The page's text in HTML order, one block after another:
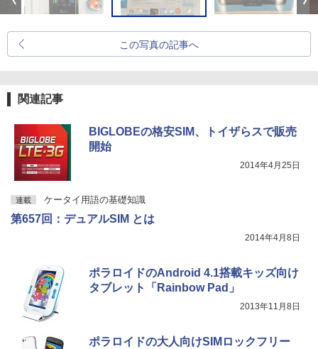
この写真の記事へ
関連記事
BIGLOBEの格安SIM、トイザらスで販売
開始
2014年4月25日
連載 ケータイ用語の基礎知識
第657回：デュアルSIM とは
2014年4月8日
ポラロイドのAndroid 4.1搭載キッズ向け
タブレット「Rainbow Pad」
2013年11月8日
ポラロイドの大人向けSIMロックフリー